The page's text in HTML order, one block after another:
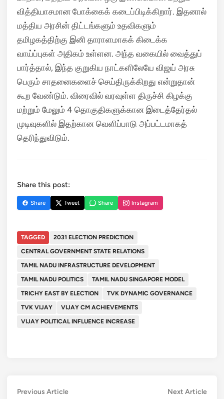
வித்தியாசமான போக்கைக் கடைப்பிடிக்கிறார். இதனால்
மத்திய அரசின் திட்டங்களும் உதவிகளும்
தமிழகத்திற்கு இனி தாராளமாகக் கிடைக்க
வாய்ப்புகள் அதிகம் உள்ளன. அந்த வகையில் வைத்துப்
பார்த்தால், இந்த குறுகிய நாட்களிலேயே விஜய் அரசு
பெரும் சாதனைகளைச் செய்திருக்கிறது என்றுதான்
கூற வேண்டும். விரைவில் வரவுள்ள திருச்சி கிழக்கு
மற்றும் மேலும் 4 தொகுதிகளுக்கான இடைத்தேர்தல்
முடிவுகளில் இதற்கான வெளிப்பாடு அப்பட்டமாகத்
தெரிந்துவிடும்.
Share this post:
Share Tweet Share Instagram
TAGGED
2031 ELECTION PREDICTION
CENTRAL GOVERNMENT STATE RELATIONS
TAMIL NADU INFRASTRUCTURE DEVELOPMENT
TAMIL NADU POLITICS
TAMIL NADU SINGAPORE MODEL
TRICHY EAST BY ELECTION
TVK DYNAMIC GOVERNANCE
TVK VIJAY
VIJAY CM ACHIEVEMENTS
VIJAY POLITICAL INFLUENCE INCREASE
Post
Previous ArticlePrevious
Next ArticleNext